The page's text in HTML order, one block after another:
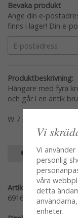
Bevaka produkt
Ange din e-
finns i lager! Din e-
Produktbeskrivning:
Hängare med fyra
och går i en antik
W 7 x D 12 x H 10,5
SPARA SOM
Artikelnummer:
691606
Vi
Vi
personlig
våra
detta
enheter.